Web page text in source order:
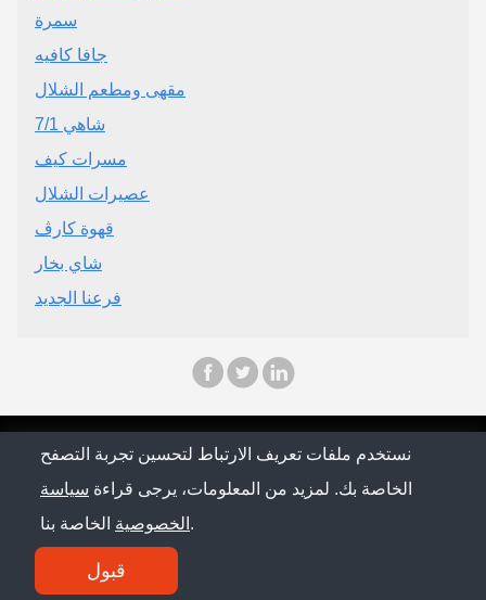
سمرة
جافا كافيه
مقهى ومطعم الشلال
شاهي 7/1
مسرات كيف
عصيرات الشلال
قهوة كارڤ
شاي بخار
فرعنا الجديد
© Saudi Arabia Conference 2026
سياسة الخصوصية
نستخدم ملفات تعريف الارتباط لتحسين تجربة التصفح
الخاصة بك. لمزيد من المعلومات، يرجى قراءة سياسة
الخصوصية الخاصة بنا.
قبول